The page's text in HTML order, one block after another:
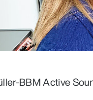
BBM Active